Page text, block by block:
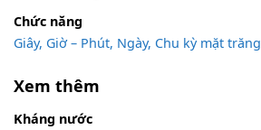
Chức năng
Giây, Giờ – Phút, Ngày, Chu kỳ mặt trăng
Xem thêm
Kháng nước